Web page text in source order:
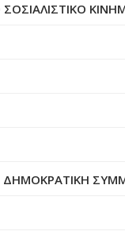
ΔΗΜΟΚΡΑΤΙΚΗ